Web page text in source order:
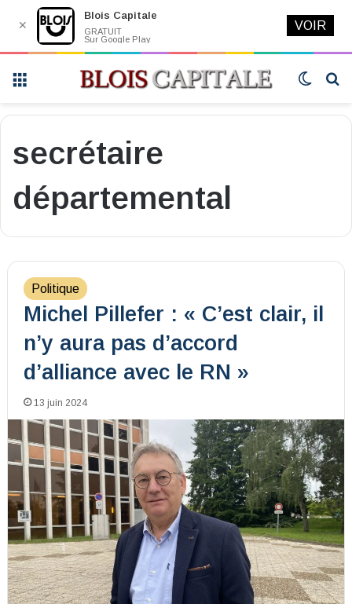
Switch
secrétaire
départemental
Politique
Michel Pillefer : « C’est clair, il
n’y aura pas d’accord
d’alliance avec le RN »
13 juin 2024
✕
Blois Capitale
GRATUIT
Sur Google Play
VOIR